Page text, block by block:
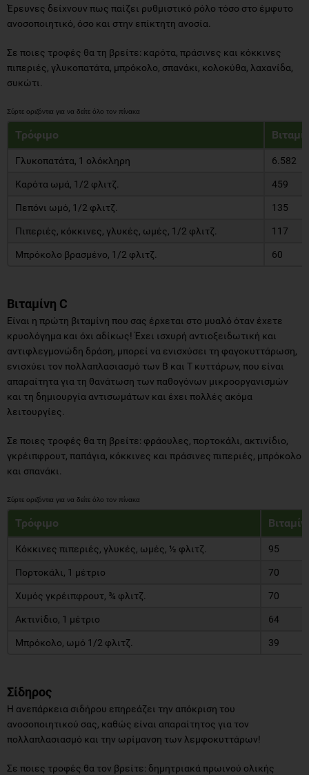
Έρευνες δείχνουν πως παίζει ρυθμιστικό ρόλο τόσο στο έμφυτο
ανοσοποιητικό, όσο και στην επίκτητη ανοσία.
Σε ποιες τροφές θα τη βρείτε: καρότα, πράσινες και κόκκινες
πιπεριές, γλυκοπατάτα, μπρόκολο, σπανάκι, κολοκύθα, λαχανίδα,
συκώτι.
Τρόφιμο
Γλυκοπατάτα, 1 ολόκληρη 6.582
Καρότα ωμά, 1/2 φλιτζ. 459
Πεπόνι ωμό, 1/2 φλιτζ. 135
Πιπεριές, κόκκινες, γλυκές, ωμές, 1/2 φλιτζ. 117
Μπρόκολο βρασμένο, 1/2 φλιτζ. 60
Βιταμίνη C
Είναι η πρώτη βιταμίνη που σας έρχεται στο μυαλό όταν έχετε
κρυολόγημα και όχι αδίκως! Έχει ισχυρή αντιοξειδωτική και
αντιφλεγμονώδη δράση, μπορεί να ενισχύσει τη φαγοκυττάρωση,
ενισχύει τον πολλαπλασιασμό των Β και Τ κυττάρων, που είναι
απαραίτητα για τη θανάτωση των παθογόνων μικροοργανισμών
και τη δημιουργία αντισωμάτων και έχει πολλές ακόμα
λειτουργίες.
Σε ποιες τροφές θα τη βρείτε: φράουλες, πορτοκάλι, ακτινίδιο,
γκρέιπφρουτ, παπάγια, κόκκινες και πράσινες πιπεριές, μπρόκολο
και σπανάκι.
Τρόφιμο
Κόκκινες πιπεριές, γλυκές, ωμές, ½ φλιτζ. 95
Πορτοκάλι, 1 μέτριο 70
Χυμός γκρέιπφρουτ, ¾ φλιτζ. 70
Ακτινίδιο, 1 μέτριο 64
Μπρόκολο, ωμό 1/2 φλιτζ. 39
Σίδηρος
Η ανεπάρκεια σιδήρου επηρεάζει την απόκριση του
ανοσοποιητικού σας, καθώς είναι απαραίτητος για τον
πολλαπλασιασμό και την ωρίμανση των λεμφοκυττάρων!
Σε ποιες τροφές θα τον βρείτε: δημητριακά πρωινού ολικής